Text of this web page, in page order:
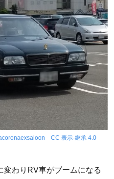
CC 表示-継承 4.0
変わりRV車がブームになる